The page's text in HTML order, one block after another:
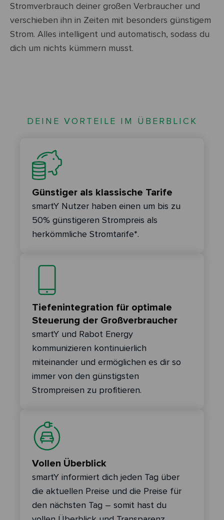
Stromverbrauch deiner großen Verbraucher und
verschieben ihn in Zeiten mit besonders günstigem
Strom. Alles intelligent und automatisch, sodass du
dich um nichts kümmern musst.
DEINE VORTEILE IM ÜBERBLICK
Günstiger als klassische Tarife
smartY Nutzer haben einen um bis zu
50% günstigeren Strompreis als
herkömmliche Stromtarife*.
Tiefenintegration für optimale
Steuerung der Großverbraucher
smartY und Rabot Energy
kommunizieren kontinuierlich
miteinander und ermöglichen es dir so
immer von den günstigsten
Strompreisen zu profitieren.
Vollen Überblick
smartY informiert dich jeden Tag über
die aktuellen Preise und die Preise für
den nächsten Tag – somit hast du